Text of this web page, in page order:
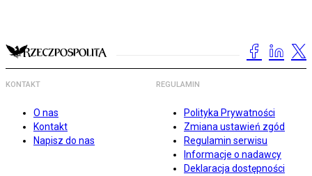
KONTAKT
O nas
Kontakt
Napisz do nas
REGULAMIN
Polityka Prywatności
Zmiana ustawień zgód
Regulamin serwisu
Informacje o nadawcy
Deklaracja dostępności